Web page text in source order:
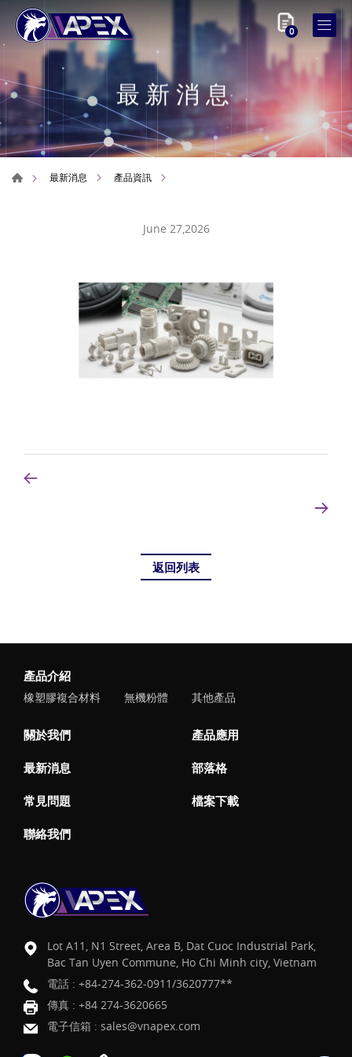
0
最新消息
最新消息 產品資訊
June 27,2026
返回列表
產品介紹
橡塑膠複合材料 無機粉體 其他產品
關於我們 產品應用
最新消息 部落格
常見問題 檔案下載
聯絡我們
Lot A11, N1 Street, Area B, Dat Cuoc Industrial Park,
Bac Tan Uyen Commune, Ho Chi Minh city, Vietnam
電話 : +84-274-362-0911/3620777**
傳真 : +84 274-3620665
電子信箱 : sales@vnapex.com